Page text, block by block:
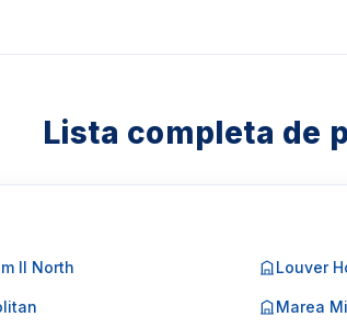
Lista completa de
II North Louver
Marea